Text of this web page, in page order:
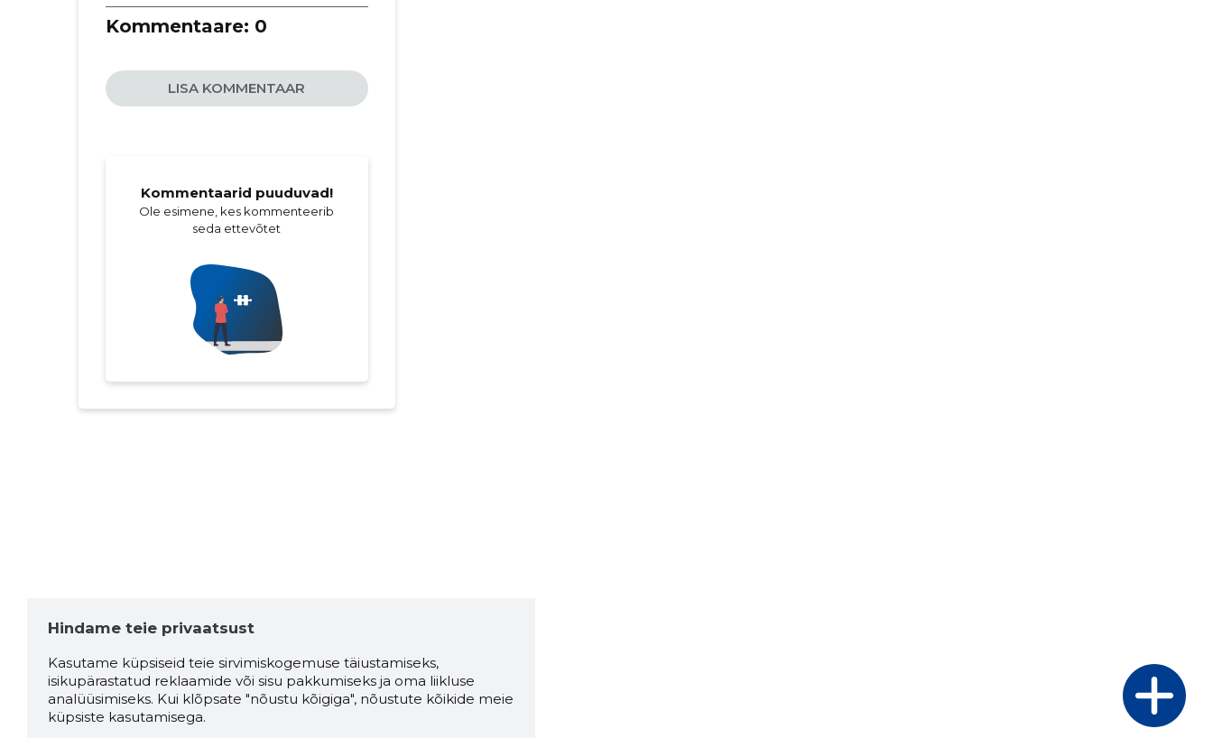
Kommentaare: 0
LISA KOMMENTAAR
Kommentaarid puuduvad!
Ole esimene, kes kommenteerib
seda ettevõtet
Hindame teie privaatsust
Kasutame küpsiseid teie sirvimiskogemuse täiustamiseks,
isikupärastatud reklaamide või sisu pakkumiseks ja oma liikluse
analüüsimiseks. Kui klõpsate "nõustu kõigiga", nõustute kõikide meie
küpsiste kasutamisega.